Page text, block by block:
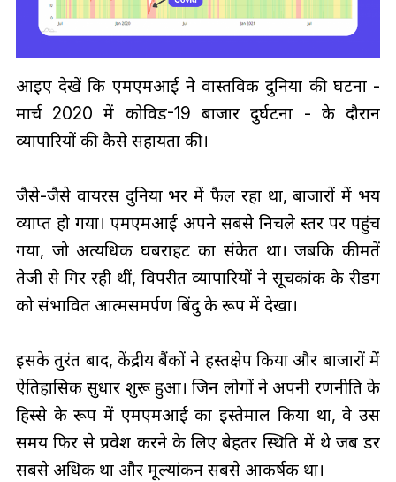
आइए देखें कि एमएमआई ने वास्तविक दुनिया की घटना -
मार्च 2020 में कोविड-19 बाजार दुर्घटना - के दौरान
व्यापारियों की कैसे सहायता की।
जैसे-जैसे वायरस दुनिया भर में फैल रहा था, बाजारों में भय
व्याप्त हो गया। एमएमआई अपने सबसे निचले स्तर पर पहुंच
गया, जो अत्यधिक घबराहट का संकेत था। जबकि कीमतें
तेजी से गिर रही थीं, विपरीत व्यापारियों ने सूचकांक के रीडिंग
को संभावित आत्मसमर्पण बिंदु के रूप में देखा।
इसके तुरंत बाद, केंद्रीय बैंकों ने हस्तक्षेप किया और बाजारों में
ऐतिहासिक सुधार शुरू हुआ। जिन लोगों ने अपनी रणनीति के
हिस्से के रूप में एमएमआई का इस्तेमाल किया था, वे उस
समय फिर से प्रवेश करने के लिए बेहतर स्थिति में थे जब डर
सबसे अधिक था और मूल्यांकन सबसे आकर्षक था।